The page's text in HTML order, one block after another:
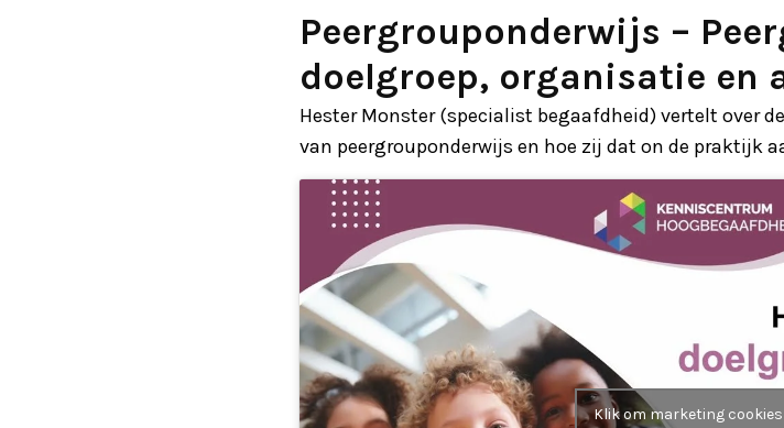
Peergrouponderwijs –
doelgroep, organisatie en
Hester Monster (specialist begaafdheid) vertelt over
van peergrouponderwijs en hoe zij dat on de praktijk
Klik om marketing